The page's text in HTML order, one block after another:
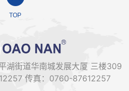
TOP
湖街道华南城发展大厦 三楼309
传真：0760-87612257